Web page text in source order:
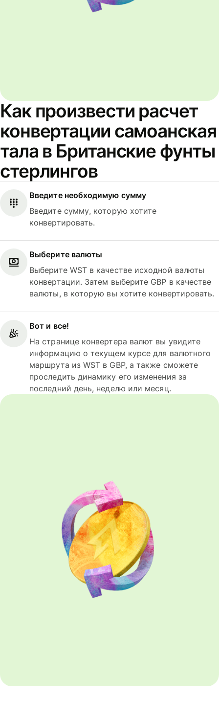
Как произвести расчет
конвертации самоанская
тала в Британские фунты
стерлингов
Введите необходимую сумму
Введите сумму, которую хотите
конвертировать.
Выберите валюты
Выберите WST в качестве исходной валюты
конвертации. Затем выберите GBP в качестве
валюты, в которую вы хотите конвертировать.
Вот и все!
На странице конвертера валют вы увидите
информацию о текущем курсе для валютного
маршрута из WST в GBP, а также сможете
проследить динамику его изменения за
последний день, неделю или месяц.